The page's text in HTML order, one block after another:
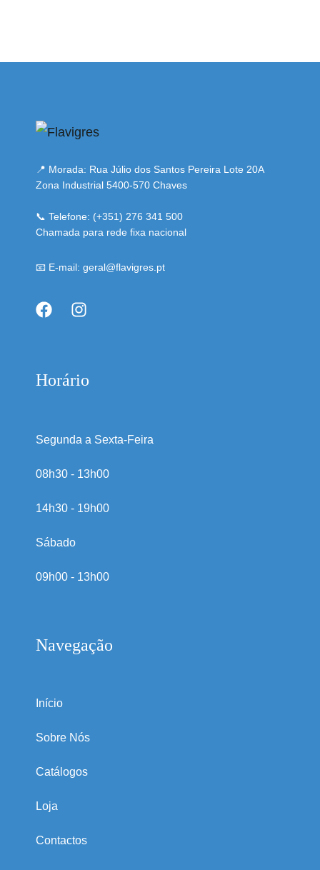
📍 Morada: Rua Júlio dos Santos Pereira Lote 20A
Zona Industrial 5400-570 Chaves
📞 Telefone: (+351) 276 341 500
Chamada para rede fixa nacional
📧 E-mail: geral@flavigres.pt
Horário
Segunda a Sexta-Feira
08h30 - 13h00
14h30 - 19h00
Sábado
09h00 - 13h00
Navegação
Início
Sobre Nós
Catálogos
Loja
Contactos